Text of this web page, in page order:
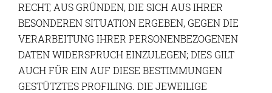
RECHT, AUS GRÜNDEN, DIE SICH AUS IHRER
BESONDEREN SITUATION ERGEBEN, GEGEN DIE
VERARBEITUNG IHRER PERSONENBEZOGENEN
DATEN WIDERSPRUCH EINZULEGEN; DIES GILT
AUCH FÜR EIN AUF DIESE BESTIMMUNGEN
GESTÜTZTES PROFILING. DIE JEWEILIGE